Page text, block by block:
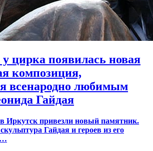
цирка появилась новая
композиция,
всенародно любимым
Гайдая
Иркутск привезли новый памятник.
Гайдая и героев из его